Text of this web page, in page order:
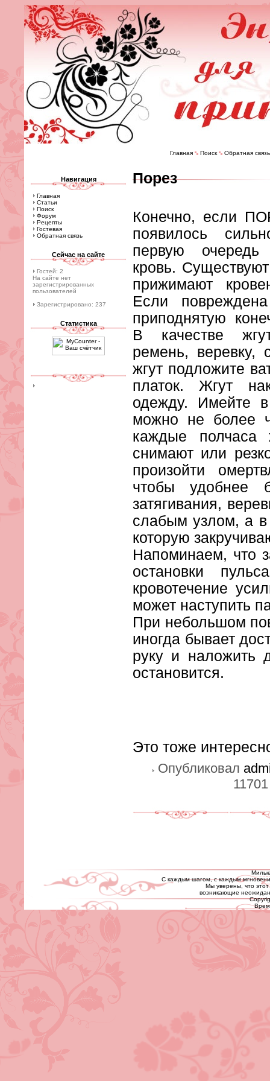
Главная Поиск Обратная связь
Навигация
Главная
Статьи
Поиск
Форум
Рецепты
Гостевая
Обратная связь
Сейчас на сайте
Гостей: 2
На сайте нет
зарегистрированных
пользователей
Зарегистрировано: 237
Статистика
Порез
Конечно, если
появилось
первую очередь
кровь.
прижимают
Если
приподнятую
В качестве
ремень, веревку,
жгут подложите
платок. Жгут
одежду. Имейте в
можно не более
каждые полчаса
снимают или
произойти
чтобы удобнее
затягивания,
слабым узлом, а в
которую
Напоминаем, что
остановки
кровотечение
может наступить
При небольшом
иногда бывает
руку и наложить
остановится.
Это тоже
Опубликовал
С каждым шагом, с каждым
Мы уверены, что
возникающие